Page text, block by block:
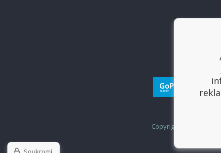
Copyright © 2017